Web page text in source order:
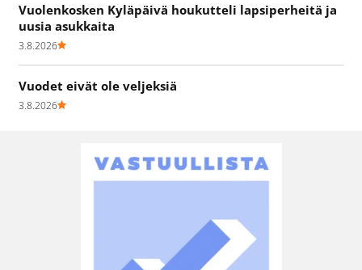
Vuolenkosken Kyläpäivä houkutteli lapsiperheitä ja
uusia asukkaita
3.8.2026
Vuodet eivät ole veljeksiä
3.8.2026